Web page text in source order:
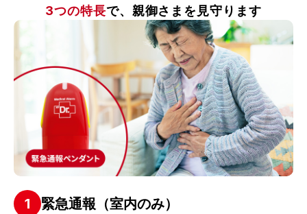
3つの特長で、親御さまを見守ります
1 緊急通報（室内のみ）